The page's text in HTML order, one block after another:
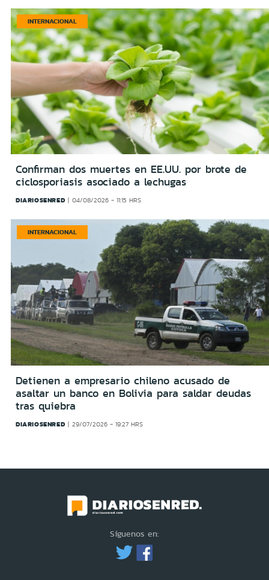
INTERNACIONAL
Confirman dos muertes en EE.UU. por brote de
ciclosporiasis asociado a lechugas
DIARIOSENRED 04/08/2026 - 11:15 HRS
INTERNACIONAL
Detienen a empresario chileno acusado de
asaltar un banco en Bolivia para saldar deudas
tras quiebra
DIARIOSENRED 29/07/2026 - 19:27 HRS
Síguenos en: